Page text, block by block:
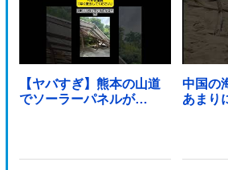
【ヤバすぎ】熊本の山道
でソーラーパネルが…
中国の
あまり